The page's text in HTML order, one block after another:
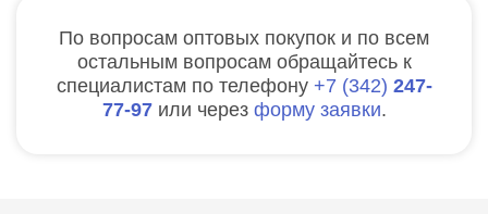
По вопросам оптовых покупок и по всем
остальным вопросам обращайтесь к
специалистам по телефону
7 342 247-
77-97 или через форму заявки.